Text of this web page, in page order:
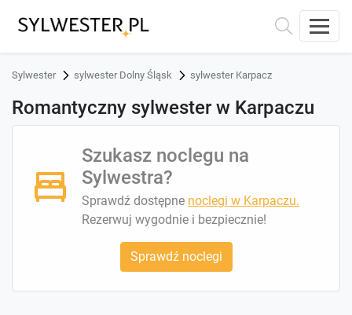
Sylwester sylwester Dolny Śląsk sylwester Karpacz
Romantyczny sylwester w Karpaczu
Szukasz noclegu na
Sylwestra?
Sprawdź dostępne noclegi w Karpaczu.
Rezerwuj wygodnie i bezpiecznie!
Sprawdź noclegi